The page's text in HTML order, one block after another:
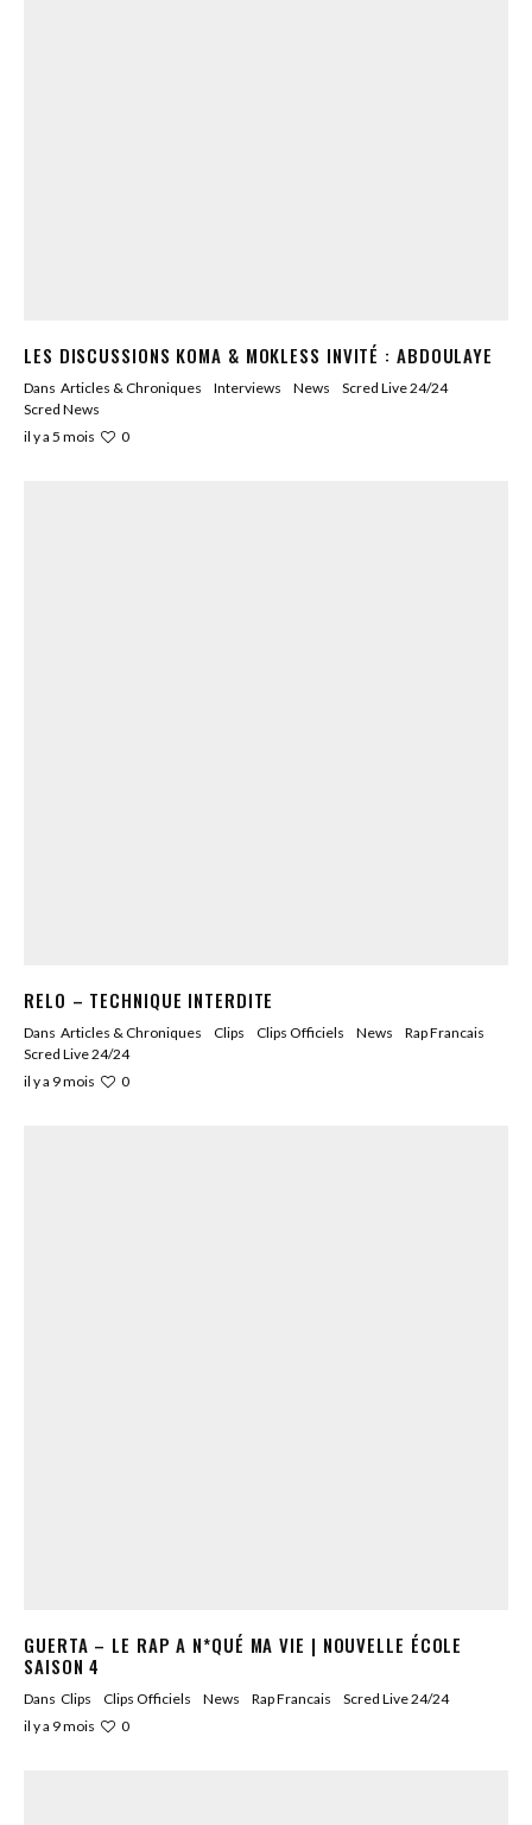
LES DISCUSSIONS KOMA & MOKLESS INVITÉ : ABDOULAYE
Dans Articles & Chroniques Interviews News
Scred Live 24/24
Scred News
il y a 5 mois
0
RELO – TECHNIQUE INTERDITE
Dans Articles & Chroniques Clips Clips Officiels News
Rap Francais
Scred Live 24/24
il y a 9 mois
0
GUERTA – LE RAP A N*QUÉ MA VIE | NOUVELLE ÉCOLE
SAISON 4
Dans Clips Clips Officiels News Rap Francais
Scred Live 24/24
il y a 9 mois
0